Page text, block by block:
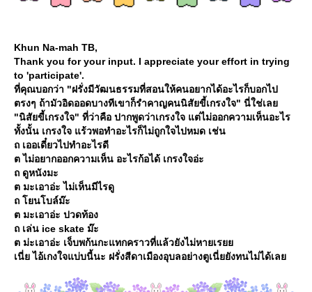
Khun Na-mah TB,
Thank you for your input. I appreciate your effort in trying
to 'participate'.
ที่คุณบอกว่า "ฝรั่งมีวัฒนธรรมที่สอนให้คนอยากได้อะไรก็บอกไป
ตรงๆ ถ้ามัวอิดออดบางทีเขาก็รำคาญคนนิสัยขี้เกรงใจ" นี่ใช่เล
"นิสัยขี้เกรงใจ" ที่ว่าคือ ปากพูดว่าเกรงใจ แต่ไม่ออกความเห็นอะไร
ทั้งนั้น เกรงใจ แร้วพอทำอะไรก็ไม่ถูกใจไปหมด เช่น
ถ เออเดี๋ยวไปทำอะไรดี
ต ไม่อยากออกความเห็น อะไรก้อได้ เกรงใจอ่ะ
ถ ดูหนังมะ
ต มะเอาอ่ะ ไม่เห็นมีไรดู
ถ โยนโบล์ม๊ะ
ต มะเอาอ่ะ ปวดท้อง
ถ เล่น ice skate ม๊ะ
ต ม่ะเอาอ่ะ เจ็บพก้นกะแทกคราวที่แล้วยังไม่หายเร
เนี่ย ไอ้เกงใจแบ่บนี้นะ ฝรั่งสีดาเมืองอุบลอย่างตูเนี่ยยังทนไม่ได้เล